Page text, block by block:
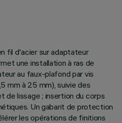
fil d'acier sur adaptateur
une installation à ras de
au faux-plafond par vis
mm à 25 mm), suivie des
de lissage ; insertion du corps
Un gabarit de protection
les opérations de finitions